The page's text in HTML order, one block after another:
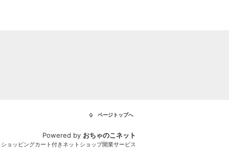
ページトップへ
Powered by おちゃのこネット
ョッピングカート付きネットショップ開業サービス